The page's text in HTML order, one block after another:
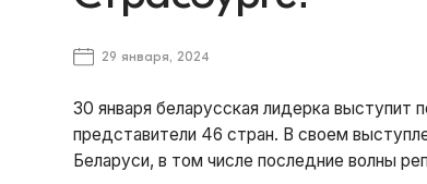
29 января, 2024
30 января беларусская лидерка
представители 46 стран. В своем
Беларуси, в том числе последние волны